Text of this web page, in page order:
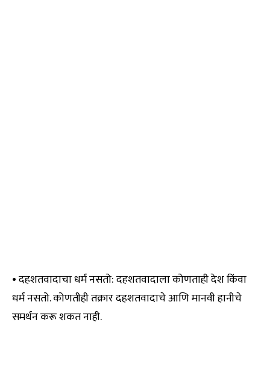
• दहशतवादाचा धर्म नसतो: दहशतवादाला कोणताही देश किंवा
धर्म नसतो. कोणतीही तक्रार दहशतवादाचे आणि मानवी हानीचे
समर्थन करू शकत नाही.